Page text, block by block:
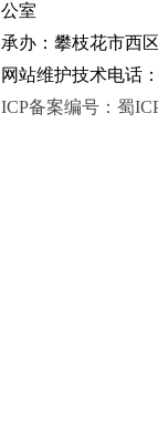
公室
承办：攀枝花市西
网站维护技术电话
ICP备案编号：蜀